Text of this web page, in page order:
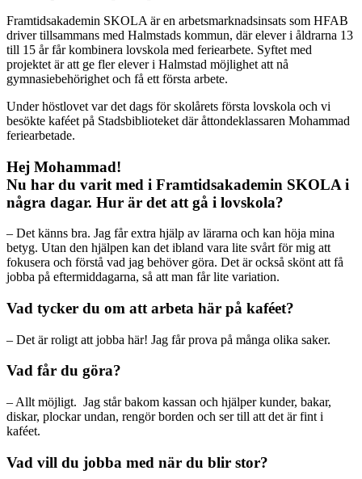
Framtidsakademin SKOLA är en arbetsmarknadsinsats som HFAB
driver tillsammans med Halmstads kommun, där elever i åldrarna 13
till 15 år får kombinera lovskola med feriearbete. Syftet med
projektet är att ge fler elever i Halmstad möjlighet att nå
gymnasiebehörighet och få ett första arbete.
Under höstlovet var det dags för skolårets första lovskola och vi
besökte kaféet på Stadsbiblioteket där åttondeklassaren Mohammad
feriearbetade.
Hej Mohammad!
Nu har du varit med i Framtidsakademin SKOLA i
några dagar. Hur är det att gå i lovskola?
– Det känns bra. Jag får extra hjälp av lärarna och kan höja mina
betyg. Utan den hjälpen kan det ibland vara lite svårt för mig att
fokusera och förstå vad jag behöver göra. Det är också skönt att få
jobba på eftermiddagarna, så att man får lite variation.
Vad tycker du om att arbeta här på kaféet?
– Det är roligt att jobba här! Jag får prova på många olika saker.
Vad får du göra?
– Allt möjligt. Jag står bakom kassan och hjälper kunder, bakar,
diskar, plockar undan, rengör borden och ser till att det är fint i
kaféet.
Vad vill du jobba med när du blir stor?